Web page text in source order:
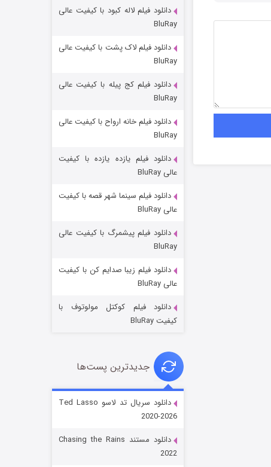
خاندان اژدها فصل ۳
جادوگری در مغولستان
قسمت
دانلود فیلم لاله کبود با کیفیت عالی
BluRay
دانلود فیلم لاک پشت با کیفیت عالی
BluRay
دانلود فیلم کج‌ پیله با کیفیت عالی
BluRay
دانلود فیلم خانه ارواح با کیفیت عالی
BluRay
دانلود فیلم یازده یازده با کیفیت
عالی BluRay
دانلود فیلم سینما شهر قصه با کیفیت
عالی BluRay
دانلود فیلم پیشمرگ با کیفیت عالی
BluRay
دانلود فیلم زیبا صدایم کن با کیفیت
عالی BluRay
دانلود فیلم کوکتل مولوتوف با
کیفیت BluRay
جدیدترین پست‌ها
دانلود سریال تد لاسو Ted Lasso
2020-2026
دانلود مستند Chasing the Rains
2022